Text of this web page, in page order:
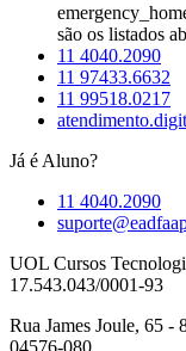
são os listados
11 4040.2090
11 97433.6632
11 99518.0217
Já é Aluno?
11 4040.2090
UOL Cursos
17.543.043/0001-93
Rua James Joule, 65 -
04576-080